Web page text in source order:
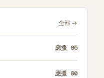
全部 →
應援 65
應援 60